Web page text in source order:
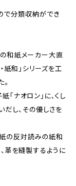
で分類収納ができ
和紙メーカー大直
和」シリーズを工
ナオロン」に、くし
だし、その優しさを
紙の反対読みの紙和
革を縫製するように